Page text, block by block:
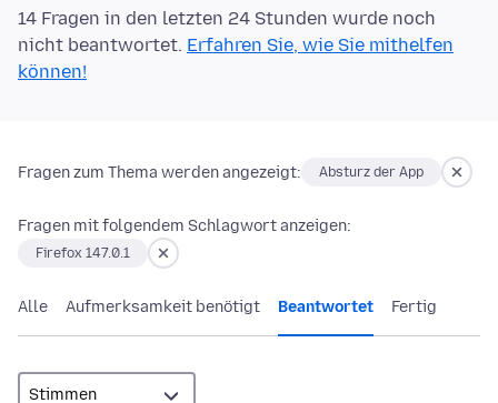
14 Fragen in den letzten 24 Stunden wurde noch
nicht beantwortet. Erfahren Sie, wie Sie mithelfen
können!
Fragen zum Thema werden angezeigt: Absturz der App
Fragen mit folgendem Schlagwort anzeigen:
Firefox 147.0.1
Alle Aufmerksamkeit benötigt Beantwortet Fertig